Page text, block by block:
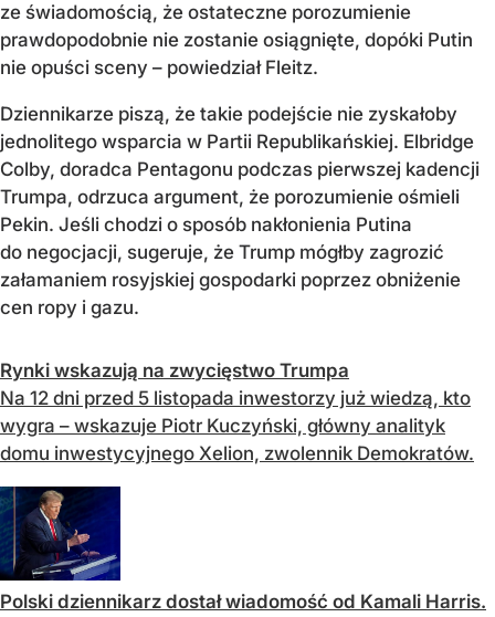
ze świadomością, że ostateczne porozumienie
prawdopodobnie nie zostanie osiągnięte, dopóki Putin
nie opuści sceny – powiedział Fleitz.
Dziennikarze piszą, że takie podejście nie zyskałoby
jednolitego wsparcia w Partii Republikańskiej. Elbridge
Colby, doradca Pentagonu podczas pierwszej kadencji
Trumpa, odrzuca argument, że porozumienie ośmieli
Pekin. Jeśli chodzi o sposób nakłonienia Putina
do negocjacji, sugeruje, że Trump mógłby zagrozić
załamaniem rosyjskiej gospodarki poprzez obniżenie
cen ropy i gazu.
Rynki wskazują na zwycięstwo Trumpa
Na 12 dni przed 5 listopada inwestorzy już wiedzą, kto
wygra – wskazuje Piotr Kuczyński, główny analityk
domu inwestycyjnego Xelion, zwolennik Demokratów.
Polski dziennikarz dostał wiadomość od Kamali Harris.